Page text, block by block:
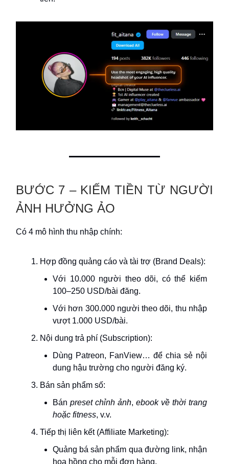
BƯỚC 7 – KIẾM TIỀN TỪ NGƯỜI
ẢNH HƯỞNG ẢO
Có 4 mô hình thu nhập chính:
Hợp đồng quảng cáo và tài trợ (Brand Deals):
Với 10.000 người theo dõi, có thể kiếm
100–250 USD/bài đăng.
Với hơn 300.000 người theo dõi, thu nhập
vượt 1.000 USD/bài.
Nội dung trả phí (Subscription):
Dùng Patreon, FanView… để chia sẻ nội
dung hậu trường cho người đăng ký.
Bán sản phẩm số:
Bán preset chỉnh ảnh, ebook về thời trang
hoặc fitness, v.v.
Tiếp thị liên kết (Affiliate Marketing):
Quảng bá sản phẩm qua đường link, nhận
hoa hồng cho mỗi đơn hàng.